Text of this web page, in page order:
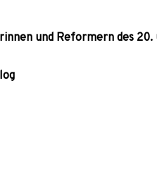
und Reformern des 20.